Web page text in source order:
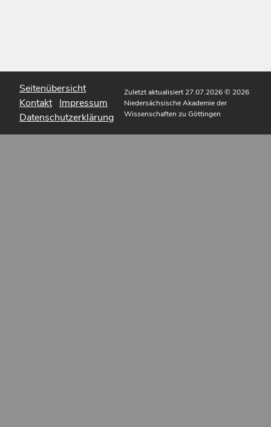
Seitenübersicht
Kontakt Impressum
Datenschutzerklärung
Zuletzt aktualisiert 27.07.2026© 2026
Niedersächsische Akademie der
Wissenschaften zu Göttingen